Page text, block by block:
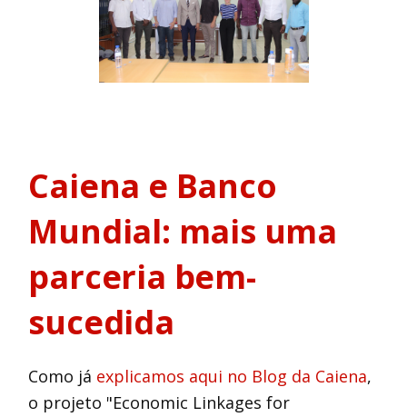
Caiena e Banco
Mundial: mais uma
parceria bem-
sucedida
Como já explicamos aqui no Blog da Caiena,
o projeto "Economic Linkages for